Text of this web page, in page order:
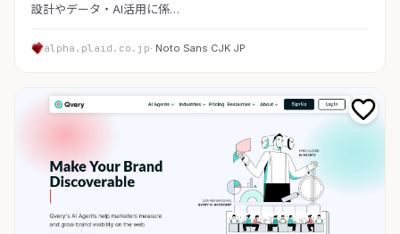
設計やデータ・AI活用に係…
alpha.plaid.co.jp· Noto Sans CJK JP